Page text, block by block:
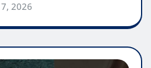
2026